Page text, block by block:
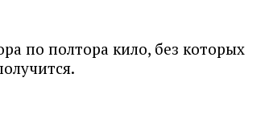
по полтора кило, без которых